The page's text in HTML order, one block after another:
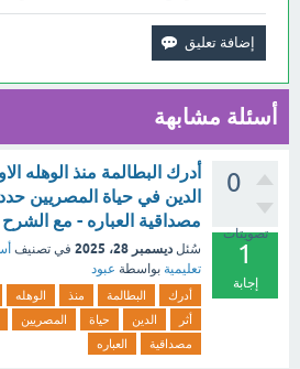
أسئلة مشابهة
0
تصويتات
1
إجابة
أدرك البطالمة منذ الوهله
الدين في حياة المصريين حدد
مصداقية العباره - مع الشرح
سُئل ديسمبر 28، 2025 في تصنيف
تعليمية بواسطة عبود
أدرك البطالمة منذ الوهله
أثر
الدين حياة المصريين
مصداقية
العباره